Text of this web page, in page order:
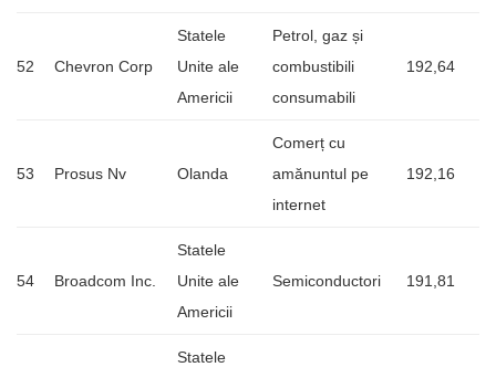
52 Chevron Corp
Statele
Unite ale
Americii
Petrol, gaz și
combustibili
consumabili
192,64
53 Prosus Nv Olanda
Comerț cu
amănuntul pe
internet
192,16
54 Broadcom Inc.
Statele
Unite ale
Americii
Semiconductori 191,81
Statele